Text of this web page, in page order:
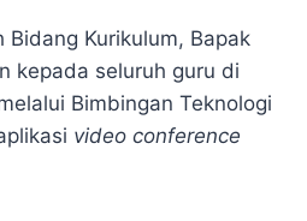
Kurikulum, Bapak
kepada seluruh guru di
Bimbingan Teknologi
video conference